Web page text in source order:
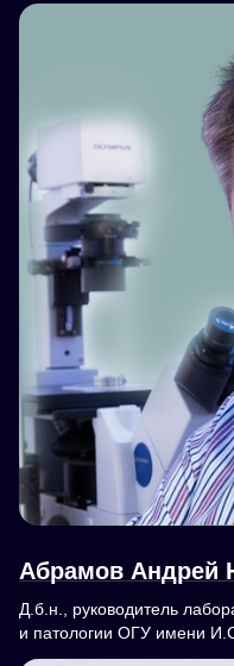
Абрамов Андрей
Д.б.н., руководитель
и патологии ОГУ имени